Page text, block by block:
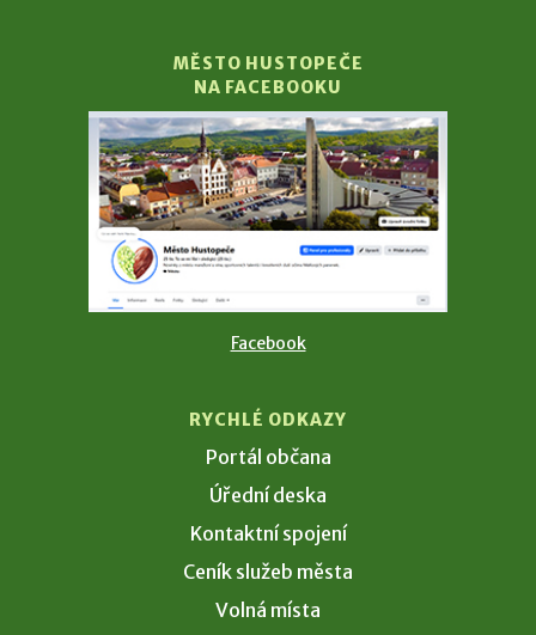
MĚSTO HUSTOPEČE
NA FACEBOOKU
Facebook
RYCHLÉ ODKAZY
Portál občana
Úřední deska
Kontaktní spojení
Ceník služeb města
Volná místa